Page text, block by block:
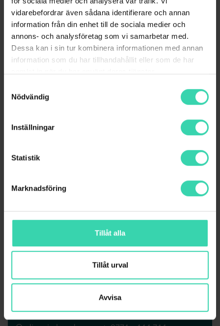
vidarebefordrar även sådana identifierare och annan
information från din enhet till de sociala medier och
annons- och analysföretag som vi samarbetar med.
Dessa kan i sin tur kombinera informationen med annan
information som du har tillhandahållit eller som de har
Nödvändig
Inställningar
Statistik
Marknadsföring
Tillåt alla
Tillåt urval
Avvisa
fråga kan du chatta direkt med vår
kundsupport här på hemsidan.
Chatten är vanligtvis öppen 10:00-17:00 på
vardagar. När den är öppen ser du den turkosa
chattikonen nere i vänstra hörnet.
KONTAKT - FELSÖKNING
Ring vår kundsupport
Ring felsökningslinjen på knappval 1.